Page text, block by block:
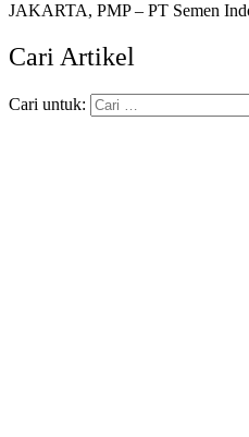
JAKARTA, PMP – PT Semen
Cari Artikel
Cari untuk: